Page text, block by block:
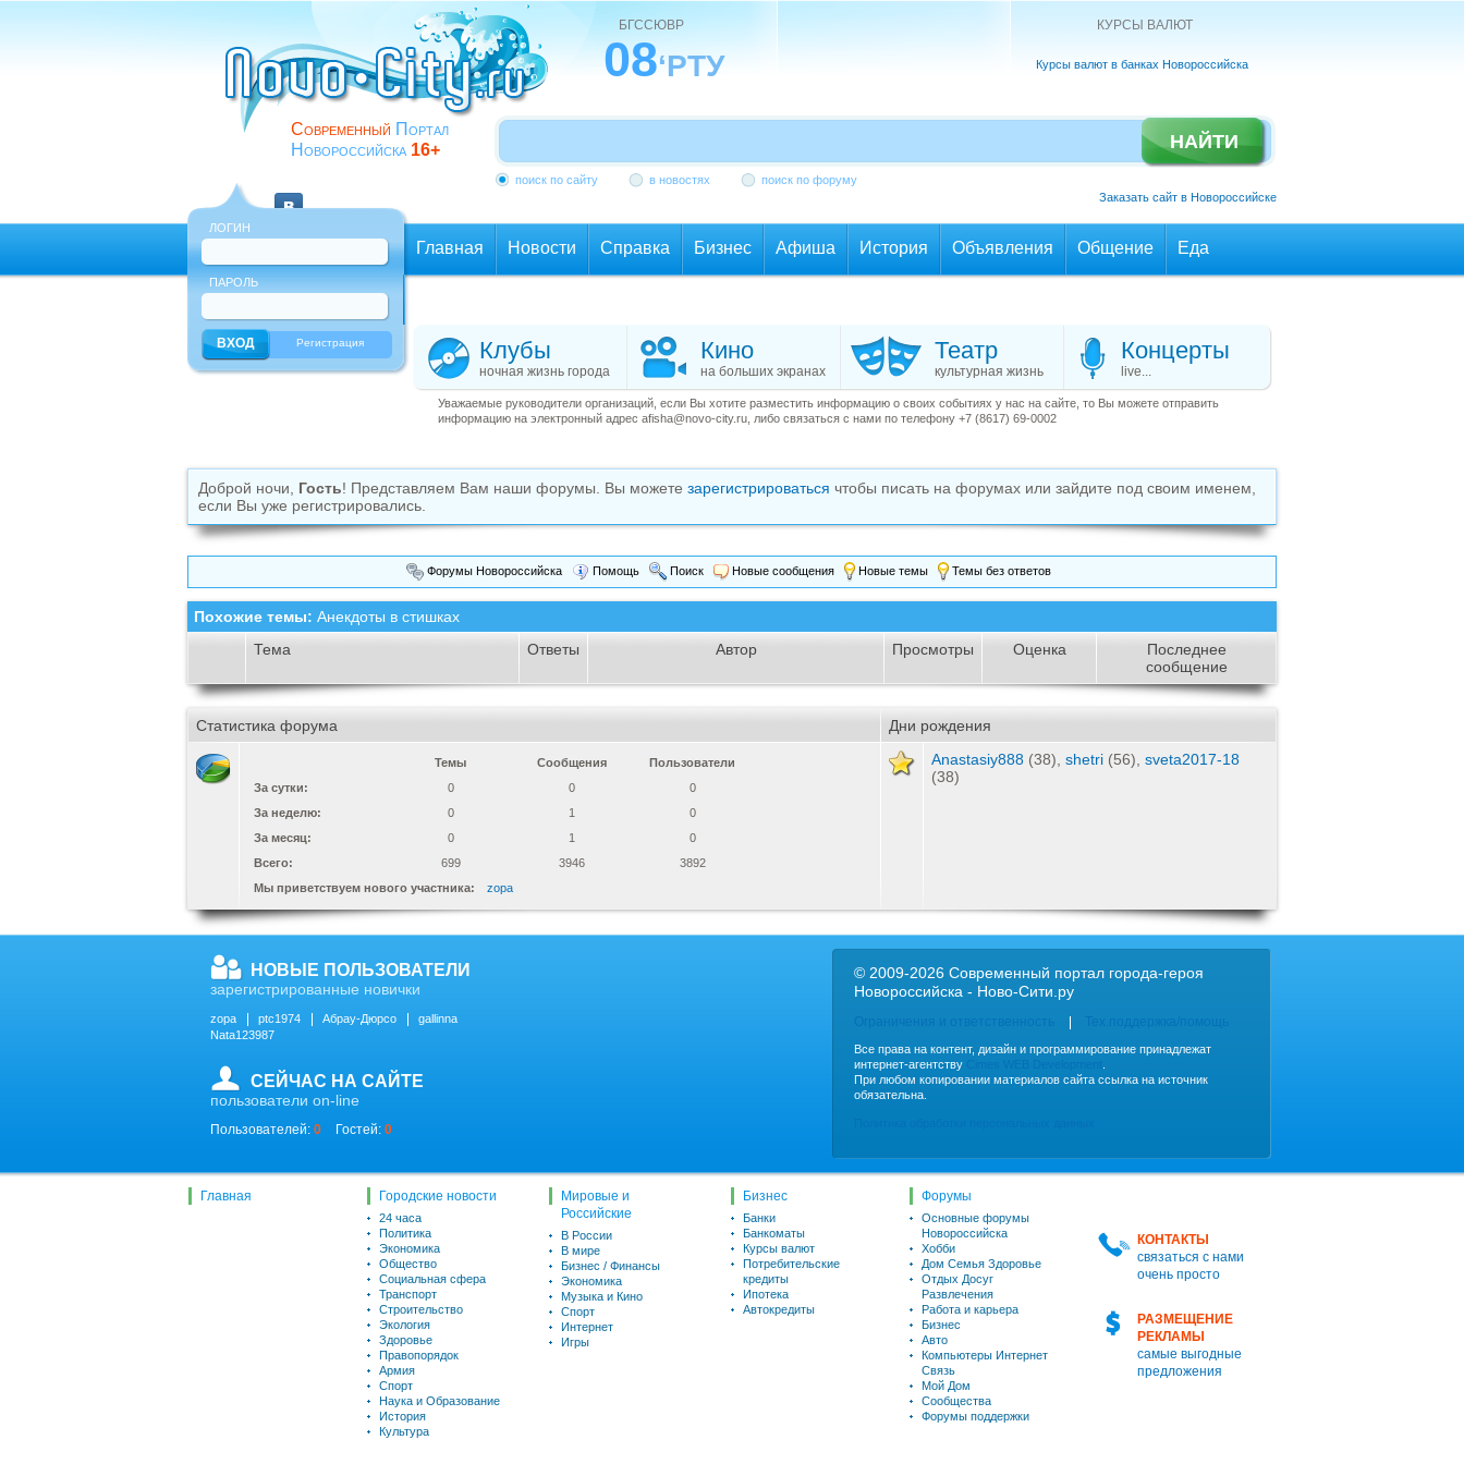
Современный Портал
Новороссийска 16+
БГССЮВР
08‘РТУ
КУРСЫ ВАЛЮТ
Курсы валют в банках Новороссийска
поиск по сайту в новостях
поиск по форуму
Заказать сайт в Новороссийске
ЛОГИН
ПАРОЛЬ
Регистрация
Главная Новости Справка Бизнес Афиша История Объявления Общение Еда
Клубы
ночная жизнь города
Кино
на больших экранах
Театр
культурная жизнь
Концерты
live...
Уважаемые руководители организаций, если Вы хотите разместить информацию о своих событиях у нас на сайте, то Вы можете отправить
информацию на электронный адрес afisha@novo-city.ru, либо связаться с нами по телефону +7 (8617) 69-0002
Доброй ночи, Гость! Представляем Вам наши форумы. Вы можете зарегистрироваться чтобы писать на форумах или зайдите под своим именем,
если Вы уже регистрировались.
Форумы Новороссийска Помощь Поиск Новые сообщения Новые темы Темы без ответов
Похожие темы: Анекдоты в стишках
Тема
Ответы Автор Просмотры Оценка
Последнее
сообщение
Статистика форума Дни рождения
Темы Сообщения
Пользователи
За сутки:
0 0
0
За неделю:
0 1
0
За месяц:
0 1
0
Всего:
699 3946
3892
Мы приветствуем нового участника:
zopa
Anastasiy888 (38), shetri (56), sveta2017-18
(38)
© 2009-2026 Современный портал города-героя
Новороссийска - Ново-Сити.ру
Все права на контент, дизайн и программирование принадлежат
интернет-агентству
При любом копировании материалов сайта ссылка на источник
обязательна.
НОВЫЕ ПОЛЬЗОВАТЕЛИ
зарегистрированные новички
zopa ptc1974 Абрау-Дюрсо
gallinna
Nata123987
СЕЙЧАС НА САЙТЕ
пользователи on-line
Пользователей: 0 Гостей: 0
КОНТАКТЫ
связаться с нами
очень просто
РАЗМЕЩЕНИЕ
РЕКЛАМЫ
самые выгодные
предложения
Главная Городские новости
24 часа
Политика
Экономика
Общество
Социальная сфера
Транспорт
Строительство
Экология
Здоровье
Правопорядок
Армия
Спорт
Наука и Образование
История
Культура
Мировые и
Российские
В России
В мире
Бизнес / Финансы
Экономика
Музыка и Кино
Спорт
Интернет
Игры
Бизнес
Банки
Банкоматы
Курсы валют
Потребительские
кредиты
Ипотека
Автокредиты
Форумы
Основные форумы
Новороссийска
Хобби
Дом Семья Здоровье
Отдых Досуг
Развлечения
Работа и карьера
Бизнес
Авто
Компьютеры Интернет
Связь
Мой Дом
Сообщества
Форумы поддержки